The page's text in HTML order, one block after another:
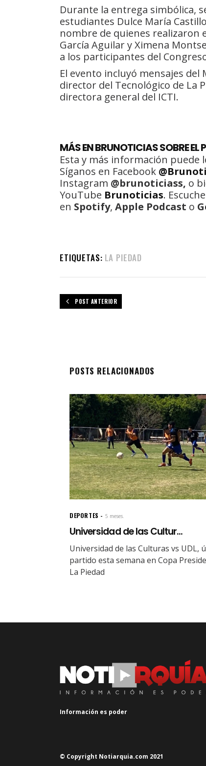
Durante la entrega simbólica,
estudiantes Dulce María
nombre de quienes realizaron
García Aguilar y Ximena
a los participantes del
El evento incluyó mensajes del
director del Tecnológico de La
directora general del ICTI.
MÁS EN BRUNOTICIAS SOBRE EL
Esta y más información puede
Síganos en Facebook
Instagram @brunoticiass, o
YouTube Brunoticias.
en Spotify, Apple Podcast o
ETIQUETAS: LA PIEDAD
POST ANTERIOR
POSTS RELACIONADOS
DEPORTES 5 meses.
Universidad de las Cultur...
Universidad de las Culturas vs UDL,
partido esta semana en Copa
La Piedad
Información es poder
© Copyright Notiarquia.com 2021